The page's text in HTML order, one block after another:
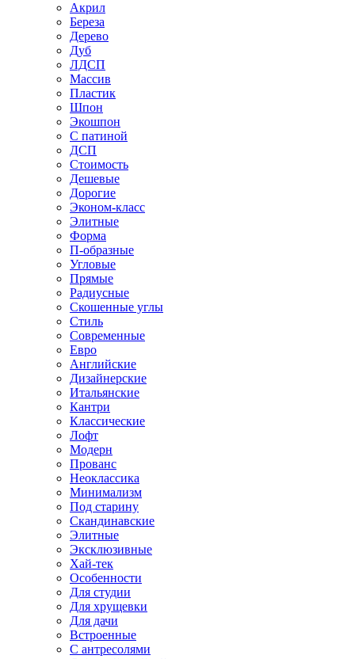
Акрил
Береза
Дерево
Дуб
ЛДСП
Массив
Пластик
Шпон
Экошпон
С патиной
ДСП
Стоимость
Дешевые
Дорогие
Эконом-класс
Элитные
Форма
П-образные
Угловые
Прямые
Радиусные
Скошенные углы
Стиль
Современные
Евро
Английские
Дизайнерские
Итальянские
Кантри
Классические
Лофт
Модерн
Прованс
Неоклассика
Минимализм
Под старину
Скандинавские
Элитные
Эксклюзивные
Хай-тек
Особенности
Для студии
Для хрущевки
Для дачи
Встроенные
С антресолями